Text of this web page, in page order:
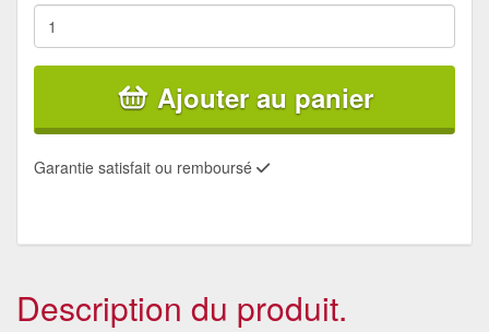
Ajouter au panier
Garantie satisfait ou remboursé
Description du produit.